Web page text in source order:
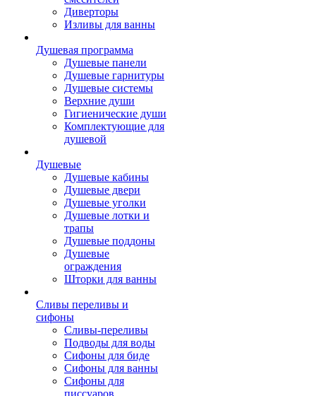
Диверторы
Изливы для ванны
Душевая программа
Душевые панели
Душевые гарнитуры
Душевые системы
Верхние души
Гигиенические души
Комплектующие для
душевой
Душевые
Душевые кабины
Душевые двери
Душевые уголки
Душевые лотки и
трапы
Душевые поддоны
Душевые
ограждения
Шторки для ванны
Сливы переливы и
сифоны
Сливы-переливы
Подводы для воды
Сифоны для биде
Сифоны для ванны
Сифоны для
писсуаров